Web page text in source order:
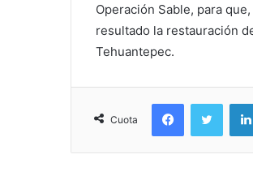
Operación Sable, para
resultado la restauración
Tehuantepec.
Cuota
Facebook